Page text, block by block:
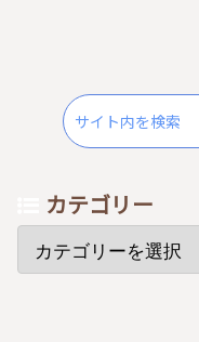
カテゴリー